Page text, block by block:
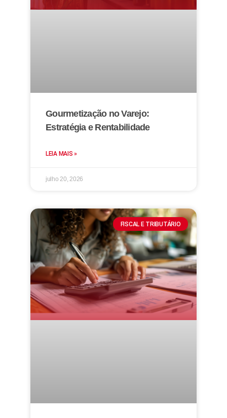
Gourmetização no Varejo:
Estratégia e Rentabilidade
LEIA MAIS »
julho 20, 2026
FISCAL E TRIBUTÁRIO